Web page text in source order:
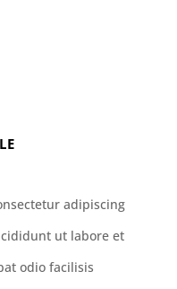
adipiscing
ut labore et
odio facilisis